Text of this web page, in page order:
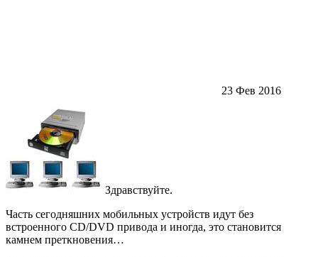
23 Фев 2016
Здравствуйте.
Часть сегодняшних мобильных устройств идут без
встроенного CD/DVD привода и иногда, это становится
камнем преткновения…